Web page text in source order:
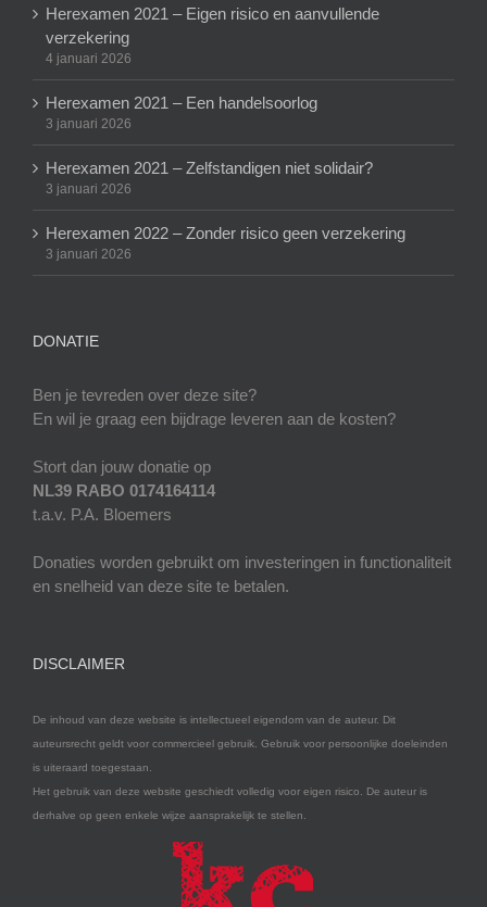
Herexamen 2021 – Eigen risico en aanvullende
verzekering
4 januari 2026
Herexamen 2021 – Een handelsoorlog
3 januari 2026
Herexamen 2021 – Zelfstandigen niet solidair?
3 januari 2026
Herexamen 2022 – Zonder risico geen verzekering
3 januari 2026
DONATIE
Ben je tevreden over deze site?
En wil je graag een bijdrage leveren aan de kosten?
Stort dan jouw donatie op
NL39 RABO 0174164114
t.a.v. P.A. Bloemers
Donaties worden gebruikt om investeringen in functionaliteit
en snelheid van deze site te betalen.
DISCLAIMER
De inhoud van deze website is intellectueel eigendom van de auteur. Dit
auteursrecht geldt voor commercieel gebruik. Gebruik voor persoonlijke doeleinden
is uiteraard toegestaan.
Het gebruik van deze website geschiedt volledig voor eigen risico. De auteur is
derhalve op geen enkele wijze aansprakelijk te stellen.